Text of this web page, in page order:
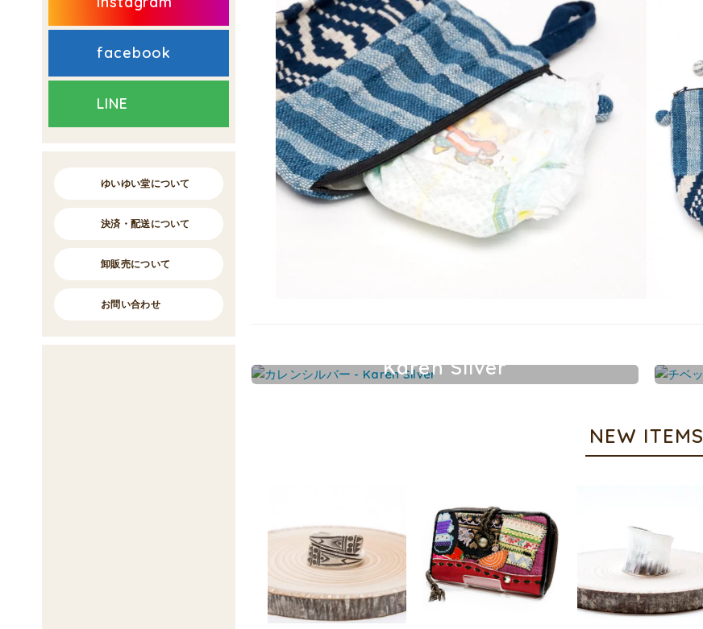
Karen Silver
NEW ITEMS
facebook
LINE
ゆいゆい堂について
決済・配送について
卸販売について
お問い合わせ